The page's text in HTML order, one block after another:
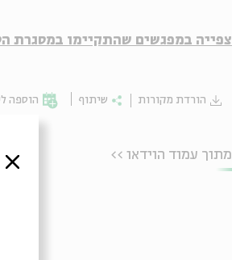
צפייה במפגשים שהתקיימו במסגרת
הורדת מקורות שיתוף הוספה
מתוך עמוד הוידאו >>
סגור